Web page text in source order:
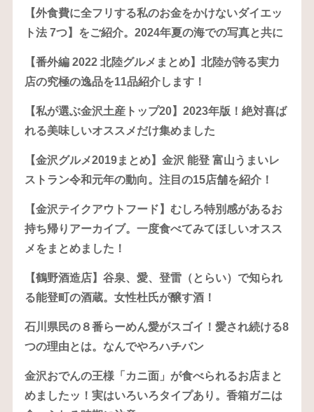
【外食費に全フリする私のお金をかけないダイエッ
ト法 7つ】をご紹介。2024年夏の海での写真と共に
【番外編 2022 北陸グルメまとめ】北陸が誇る実力
店の究極の逸品を11品紹介します！
【私が選ぶ金沢土産トップ20】2023年版！絶対喜ば
れる美味しいオススメだけ集めました
【金沢グルメ2019まとめ】金沢 能登 富山うまいレ
ストラン令和元年の動向。注目の15店舗を紹介！
【金沢テイクアウトフード】むしろ特別感があるお
持ち帰りアーカイブ。一度食べてみてほしいオスス
メをまとめました！
【鶴野酒造店】谷泉、愛、登雷（とらい）で知られ
る能登町の酒蔵。女性杜氏が醸す酒！
石川県民の８番らーめん愛がスゴイ！愛され続ける8
つの理由とは。なんでやろハチバン
金沢おでんの王様「カニ面」が食べられるお店まと
めましたッ！実はいろいろタイプあり。香箱ガニは